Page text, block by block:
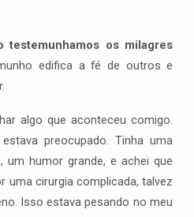
testemunhamos os milagres
edifica a fé de outros e
algo que aconteceu comigo.
preocupado. Tinha uma
um humor grande, e achei que
uma cirurgia complicada, talvez
Isso estava pesando no meu